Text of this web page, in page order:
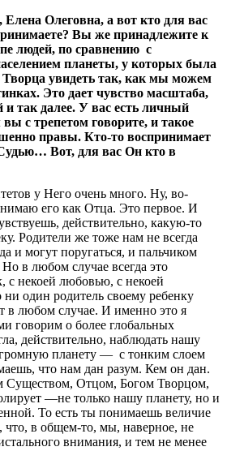
Олеговна, а вот кто для вас
Вы же принадлежите к
людей, по сравнению с
планеты, у которых была
Творца увидеть так, как мы можем
Это дает чувство масштаба,
и так далее. У вас есть личный
с трепетом говорите, и такое
правы. Кто-то воспринимает
Вот, для вас Он кто в
у Него очень много. Ну, во-
его как Отца. Это первое. И
действительно, какую-то
Родители же тоже нам не всегда
и могут поругаться, и пальчиком
в любом случае всегда это
с некоей любовью, с некоей
один родитель своему ребенку
в любом случае. И именно это я
говорим о более глобальных
действительно, наблюдать нашу
планету — с тонким слоем
что нам дан разум. Кем он дан.
Отцом, Богом Творцом,
—не только нашу планету, но и
То есть ты понимаешь величие
в общем-то, мы, наверное, не
внимания, и тем не менее